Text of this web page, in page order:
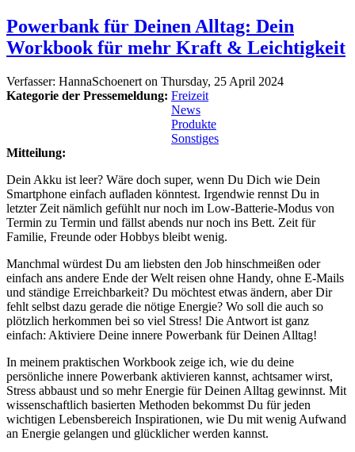
Powerbank für Deinen Alltag: Dein
Workbook für mehr Kraft & Leichtigkeit
Verfasser: HannaSchoenert on Thursday, 25 April 2024
Kategorie der Pressemeldung: Freizeit
News
Produkte
Sonstiges
Mitteilung:
Dein Akku ist leer? Wäre doch super, wenn Du Dich wie Dein
Smartphone einfach aufladen könntest. Irgendwie rennst Du in
letzter Zeit nämlich gefühlt nur noch im Low-Batterie-Modus von
Termin zu Termin und fällst abends nur noch ins Bett. Zeit für
Familie, Freunde oder Hobbys bleibt wenig.
Manchmal würdest Du am liebsten den Job hinschmeißen oder
einfach ans andere Ende der Welt reisen ohne Handy, ohne E-Mails
und ständige Erreichbarkeit? Du möchtest etwas ändern, aber Dir
fehlt selbst dazu gerade die nötige Energie? Wo soll die auch so
plötzlich herkommen bei so viel Stress! Die Antwort ist ganz
einfach: Aktiviere Deine innere Powerbank für Deinen Alltag!
In meinem praktischen Workbook zeige ich, wie du deine
persönliche innere Powerbank aktivieren kannst, achtsamer wirst,
Stress abbaust und so mehr Energie für Deinen Alltag gewinnst. Mit
wissenschaftlich basierten Methoden bekommst Du für jeden
wichtigen Lebensbereich Inspirationen, wie Du mit wenig Aufwand
an Energie gelangen und glücklicher werden kannst.